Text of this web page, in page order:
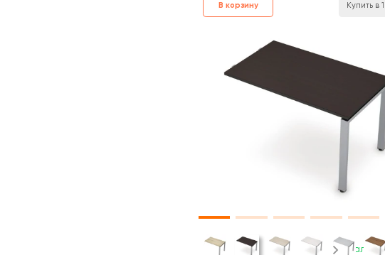
В корзину Купить в
В